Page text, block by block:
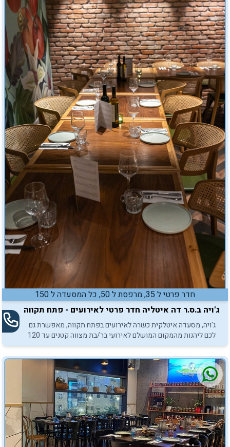
חדר פרטי ל 35, מרפסת ל 50, כל המסעדה ל 150
ג'ויה ב.ס.ר דה איטליה חדר פרטי לאירועים - פתח תקווה
ג'ויה, מסעדה איטלקית כשרה לאירועים בפתח תקווה, מאפשרת גם
לכם ליהנות מהמקום המושלם לאירועי בר/בת מצווה קטנים עד 120
משתתפים.